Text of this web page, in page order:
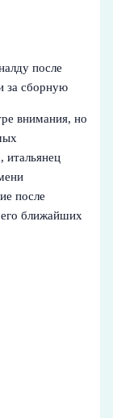
после
за сборную
внимания, но
итальянец
после
ближайших